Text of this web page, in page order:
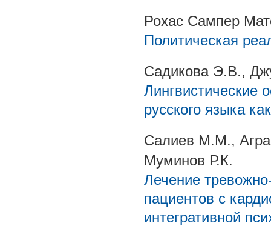
Рохас Сампер
Политическая
Садикова Э.В.,
Лингвистические
русского языка
Салиев М.М.,
Муминов Р.К.
Лечение
пациентов с
интегративной